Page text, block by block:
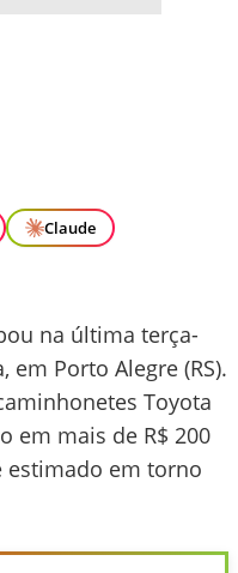
Claude
na última terça-
em Porto Alegre (RS).
Toyota
em mais de R$ 200
estimado em torno